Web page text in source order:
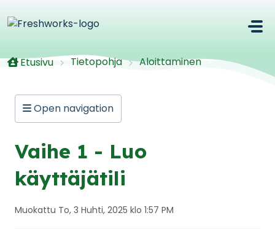
Etusivu Tietopohja Aloittaminen
Open navigation
Vaihe 1 - Luo
käyttäjätili
Muokattu To, 3 Huhti, 2025 klo 1:57 PM